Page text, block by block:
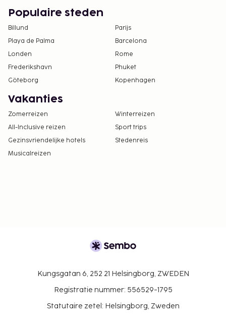
Populaire steden
Billund
Parijs
Playa de Palma
Barcelona
Londen
Rome
Frederikshavn
Phuket
Göteborg
Kopenhagen
Vakanties
Zomerreizen
Winterreizen
All-Inclusive reizen
Sport trips
Gezinsvriendelijke hotels
Stedenreis
Musicalreizen
Kungsgatan 6, 252 21 Helsingborg, ZWEDEN
Registratie nummer: 556529-1795
Statutaire zetel: Helsingborg, Zweden